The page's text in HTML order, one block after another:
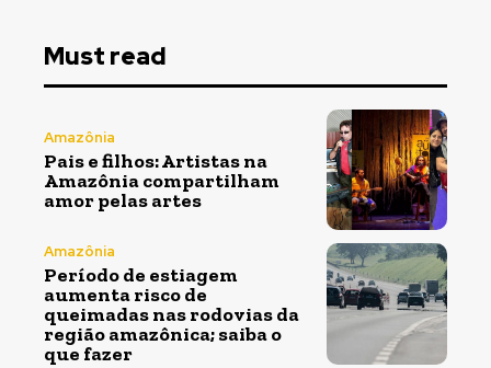
Must read
Amazônia
Pais e filhos: Artistas na
Amazônia compartilham
amor pelas artes
Amazônia
Período de estiagem
aumenta risco de
queimadas nas rodovias da
região amazônica; saiba o
que fazer